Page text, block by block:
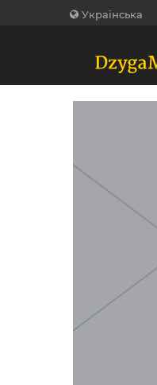
Українська